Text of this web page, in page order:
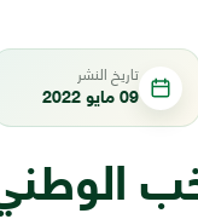
تاريخ النشر
09 مايو 2022